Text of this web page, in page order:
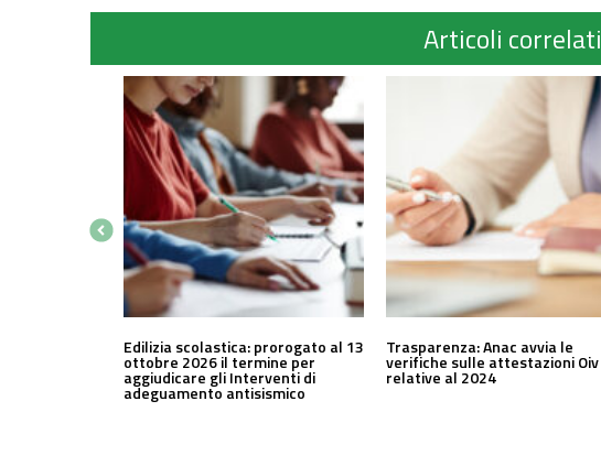
Articoli correlati
Edilizia scolastica: prorogato al 13
ottobre 2026 il termine per
aggiudicare gli Interventi di
adeguamento antisismico
Trasparenza: Anac avvia le
verifiche sulle attestazioni Oiv
relative al 2024